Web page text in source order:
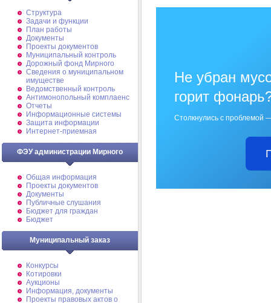
Структура
Задачи и функции
План работы
Документы
Проекты документов
Муниципальный контроль
Дорожный фонд Мирного
Cведения о муниципальном
имуществе
Ведомственный контроль
Антимонопольный комплаенс
Отчеты
Информационные системы
Защита информации
Интернет-приемная
ФЭУ администрации Мирного
Общая информация
Проекты документов
Документы
Публичные слушания
Бюджет для граждан
Бюджет
Муниципальный заказ
Конкурсы
Котировки
Аукционы
Информация, документы
Проекты правовых актов о
Не убран
горит
Столкнулись с проблемой